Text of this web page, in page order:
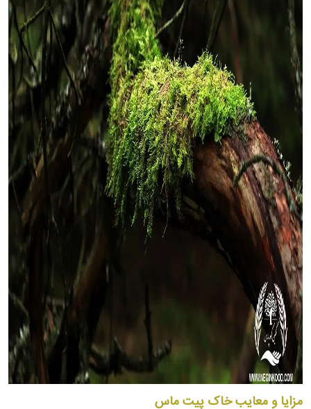
مزایا و معایب خاک پیت ماس